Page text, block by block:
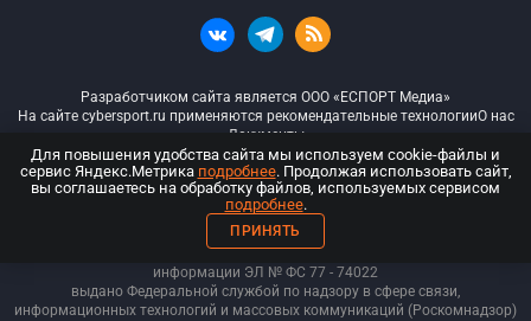
Разработчиком сайта является ООО «ЕСПОРТ Медиа»
На сайте cybersport.ru применяются рекомендательные технологииО нас
Документы
© ООО «Киберспорт.ру» — Все права защищены
18+
ООО «Киберспорт.ру». Свидетельство о регистрации средств массовой
информации ЭЛ № ФС 77 - 74022
выдано Федеральной службой по надзору в сфере связи,
информационных технологий и массовых коммуникаций (Роскомнадзор)
Для повышения удобства сайта мы используем cookie-файлы и
сервис Яндекс.Метрика подробнее. Продолжая использовать сайт,
вы соглашаетесь на обработку файлов, используемых сервисом
подробнее.
ПРИНЯТЬ